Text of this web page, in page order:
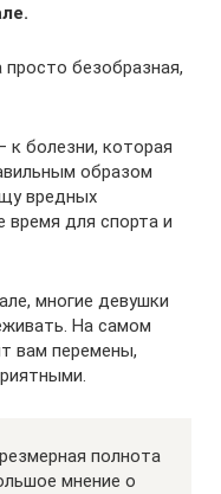
безобразная,
к болезни, которая
образом
вредных
время для спорта и
многие девушки
На самом
вам перемены,
полнота
мнение о